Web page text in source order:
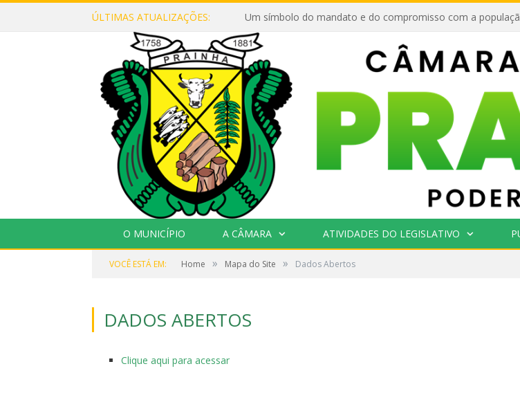
ÚLTIMAS ATUALIZAÇÕES: Um símbolo do mandato e do compromisso com a
O MUNICÍPIO A CÂMARA ATIVIDADES DO LEGISLATIVO
VOCÊ ESTÁ EM: Home » Mapa do Site » Dados Abertos
DADOS ABERTOS
Clique aqui para acessar